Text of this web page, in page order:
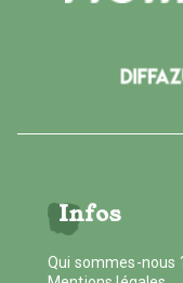
Infos
Qui sommes-nous